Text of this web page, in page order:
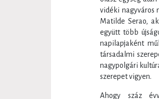
vidéki nagyváros
Matilde Serao,
együtt több
napilapjaként
társadalmi
nagypolgári
szerepet vigyen.
Ahogy száz